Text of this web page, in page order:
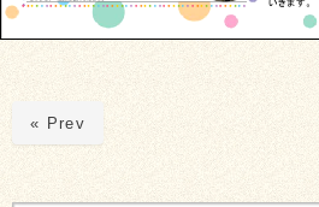
« Prev